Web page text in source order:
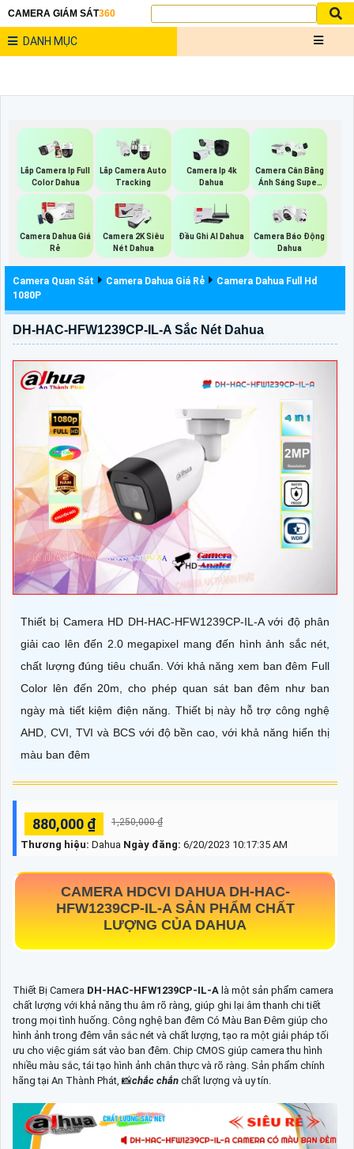
CAMERA GIÁM SÁT360
DANH MỤC
Lắp Camera Ip Full
Color Dahua
Lắp Camera Auto
Tracking
Camera Ip 4k
Dahua
Camera Cân Bằng
Ánh Sáng Super
Adapt
Camera Dahua Giá
Rẻ
Camera 2K Siêu
Nét Dahua
Đầu Ghi AI Dahua
Camera Báo Động
Dahua
Camera Quan Sát Camera Dahua Giá Rẻ
Camera Dahua Full Hd
1080P
DH-HAC-HFW1239CP-IL-A Sắc Nét Dahua
Thiết bị Camera HD DH-HAC-HFW1239CP-IL-A với độ phân
giải cao lên đến 2.0 megapixel mang đến hình ảnh sắc nét,
chất lượng đúng tiêu chuẩn. Với khả năng xem ban đêm Full
Color lên đến 20m, cho phép quan sát ban đêm như ban
ngày mà tiết kiệm điện năng. Thiết bị này hỗ trợ công nghệ
AHD, CVI, TVI và BCS với độ bền cao, với khả năng hiển thị
màu ban đêm
880,000 ₫ 1,250,000 ₫
Thương hiệu: Dahua Ngày đăng: 6/20/2023 10:17:35 AM
CAMERA HDCVI DAHUA DH-HAC-
HFW1239CP-IL-A SẢN PHẨM CHẤT
LƯỢNG CỦA DAHUA
Thiết Bị Camera DH-HAC-HFW1239CP-IL-A là một sản phẩm camera
chất lượng với khả năng thu âm rõ ràng, giúp ghi lại âm thanh chi tiết
trong mọi tình huống. Công nghệ ban đêm Có Màu Ban Đêm giúp cho
hình ảnh trong đêm vẫn sắc nét và chất lượng, tạo ra một giải pháp tối
ưu cho việc giám sát vào ban đêm. Chip CMOS giúp camera thu hình
nhiều màu sắc, tái tạo hình ảnh chân thực và rõ ràng. Sản phẩm chính
hãng tại An Thành Phát, 📸chắc chắn chất lượng và uy tín.